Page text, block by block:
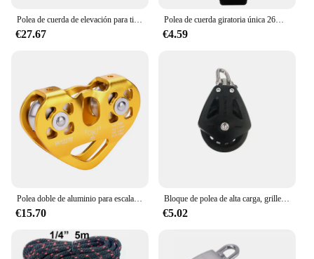
€27.67
Polea de cuerda giratoria única 26KN, bloque de polea de escalada de aleación de aluminio de alta resistencia para cuerda de 12mm
€4.59
€15.70
Bloque de polea de alta carga, grillete giratorio de una sola polea Universal, velero, bloque de rodamiento liso, cuerda, corredor, accesorios para barcos
€5.02